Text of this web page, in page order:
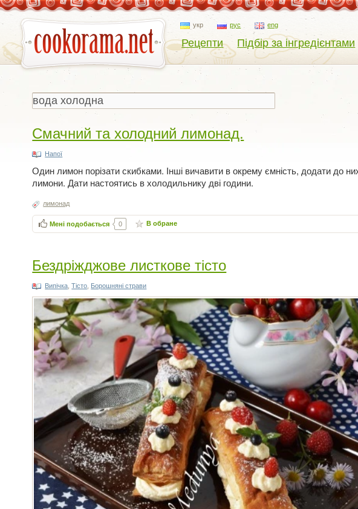
укр рус eng
Рецепти Підбір за інгредієнтами
Смачний та холодний лимонад.
Напої
Один лимон порізати скибками. Інші вичавити в окрему ємність, додати до
лимони. Дати настоятись в холодильнику дві години.
лимонад
Мені подобається 0 В обране
Бездріжджове листкове тісто
Випічка ,Тісто Борошняні страви